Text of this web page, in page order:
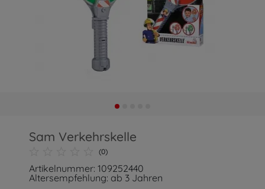
Sam Verkehrskelle
(0)
Artikelnummer: 109252440
Altersempfehlung: ab 3 Jahren